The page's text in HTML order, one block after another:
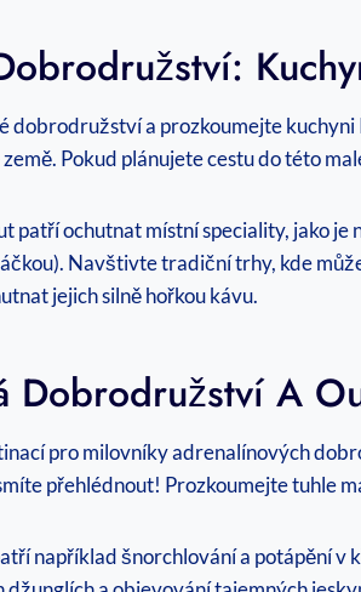
dobrodružství a prozkoumejte
Pokud plánujete cestu do této
patří ochutnat místní speciality, jako je
Navštivte tradiční trhy, kde
jejich silně hořkou kávu.
Dobrodružství A
pro milovníky adrenalínových
přehlédnout! Prozkoumejte tuhle
například šnorchlování a potápění